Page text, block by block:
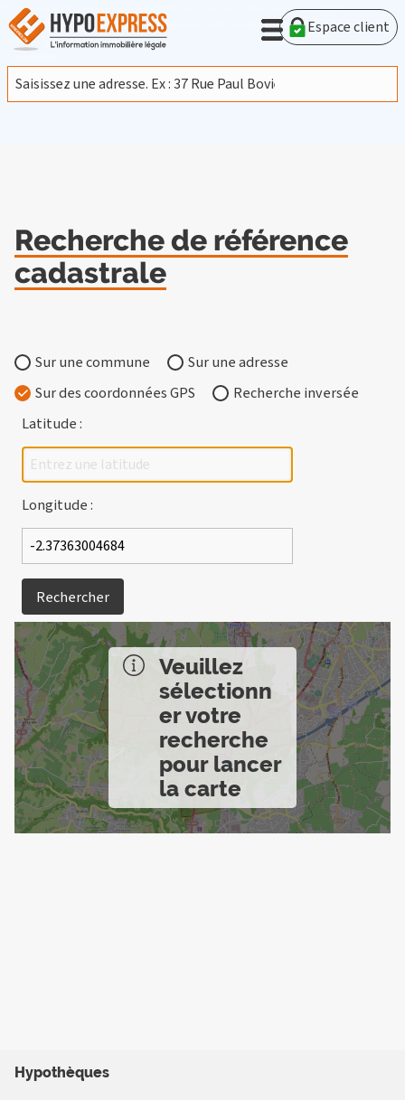
En poursuivant votre navigation sur ce site, vous acceptez
l'utilisation de cookies provenant de Google afin d'analyser le
trafic.En savoir plus
J'accepte
Espace client
Recherche de référence
cadastrale
Sur une commune
Sur une adresse
Sur des coordonnées GPS
Recherche inversée
Latitude :
Longitude :
Rechercher
Veuillez
sélectionn
er votre
recherche
pour lancer
la carte
Hypothèques